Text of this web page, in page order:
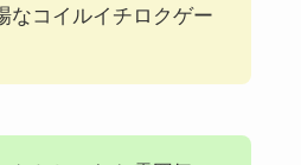
なコイルイチロクゲー